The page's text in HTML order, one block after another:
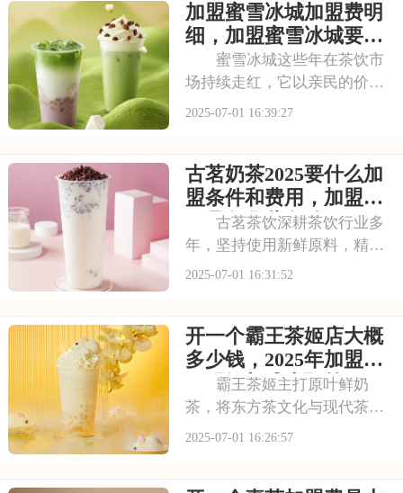
多少钱？需要满足哪些条件？
以下是喜茶奶茶店加盟的要
求，加盟喜茶需要
加盟蜜雪冰城加盟费明
细，加盟蜜雪冰城要多
少钱
蜜雪冰城这些年在茶饮市
场持续走红，它以亲民的价格
和丰富的产品线，覆盖了广泛
投资者心动不已。那么，加盟
蜜雪冰城需要多少费用呢？下
面就来看看加盟蜜雪
2025-07-01 16:39:27
古茗奶茶2025要什么加
盟条件和费用，加盟需
要具备哪些条件
古茗茶饮深耕茶饮行业多
年，坚持使用新鲜原料，精心
调配每一杯饮品，以稳定的品
力，不少投资者想加盟。那
么，加盟古茗的费用情况如何
呢？下面就来看看古茗
2025-07-01 16:31:52
开一个霸王茶姬店大概
多少钱，2025年加盟费
用明细与成本预算
霸王茶姬主打原叶鲜奶
茶，将东方茶文化与现代茶饮
巧妙结合。以“原叶鲜奶茶”为
2025-07-01 16:26:57